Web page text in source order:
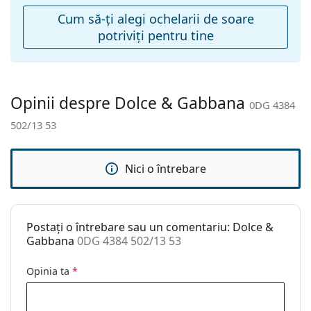
Balama flexibilă:
Nu
curățat:
Altele
Ochelari de soare
Brand:
Dolce & Gabbana
Cod:
0DG 4384 502/13 53
dioptrii:
Cum să-ţi alegi ochelarii de soare
potriviţi pentru tine
Opinii despre Dolce & Gabbana 0DG 4384
502/13 53
Nici o întrebare
Postați o întrebare sau un comentariu: Dolce &
Gabbana 0DG 4384 502/13 53
Opinia ta *